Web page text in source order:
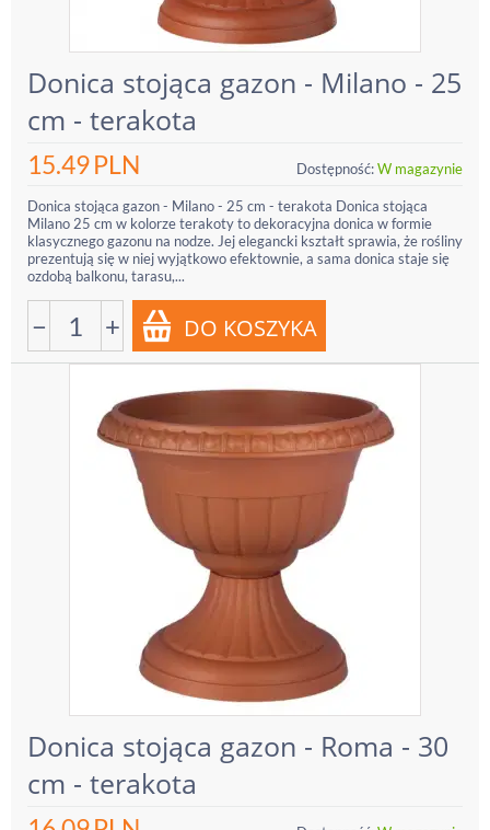
Donica stojąca gazon - Milano - 25
cm - terakota
15.49PLN Dostępność:W magazynie
Donica stojąca gazon - Milano - 25 cm - terakota Donica stojąca
Milano 25 cm w kolorze terakoty to dekoracyjna donica w formie
klasycznego gazonu na nodze. Jej elegancki kształt sprawia, że rośliny
prezentują się w niej wyjątkowo efektownie, a sama donica staje się
ozdobą balkonu, tarasu,...
− +
Donica stojąca gazon - Roma - 30
cm - terakota